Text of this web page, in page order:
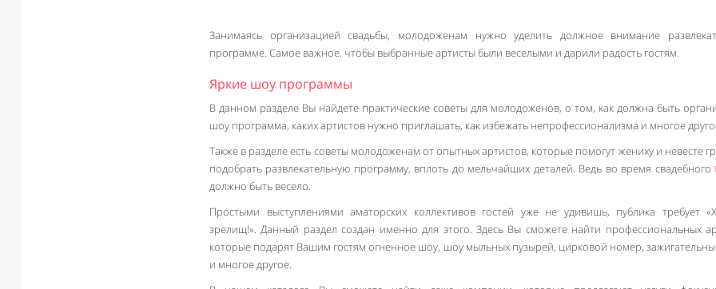
Занимаясь организацией свадьбы, молодоженам нужно уделить должное внимание
программе. Самое важное, чтобы выбранные артисты были веселыми и дарили радость гостям.
Яркие шоу программы
В данном разделе Вы найдете практические советы для молодоженов, о том, как должна быть
шоу программа, каких артистов нужно приглашать, как избежать непрофессионализма и многое
Также в разделе есть советы молодоженам от опытных артистов, которые помогут жениху и невесте
подобрать развлекательную программу, вплоть до мельчайших деталей. Ведь во время свадебного
должно быть весело.
Простыми выступлениями аматорских коллективов гостей уже не удивишь, публика требует
зрелищ!». Данный раздел создан именно для этого. Здесь Вы сможете найти профессиональных
которые подарят Вашим гостям огненное шоу, шоу мыльных пузырей, цирковой номер,
и многое другое.